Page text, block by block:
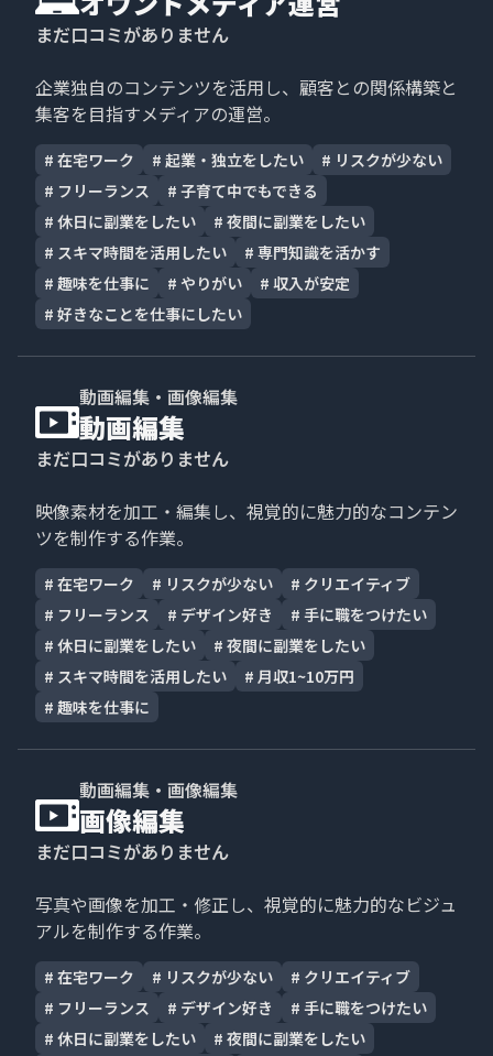
まだ口コミがありません
企業独自のコンテンツを活用し、顧客との関係構築と
集客を目指すメディアの運営。
# 在宅ワーク # 起業・独立をしたい # リスクが少ない
# フリーランス # 子育て中でもできる
# 休日に副業をしたい # 夜間に副業をしたい
# スキマ時間を活用したい # 専門知識を活かす
# 趣味を仕事に # やりがい # 収入が安定
# 好きなことを仕事にしたい
動画編集・画像編集
動画編集
まだ口コミがありません
映像素材を加工・編集し、視覚的に魅力的なコンテン
ツを制作する作業。
# 在宅ワーク # リスクが少ない # クリエイティブ
# フリーランス # デザイン好き # 手に職をつけたい
# 休日に副業をしたい # 夜間に副業をしたい
# スキマ時間を活用したい # 月収1~10万円
# 趣味を仕事に
動画編集・画像編集
画像編集
まだ口コミがありません
写真や画像を加工・修正し、視覚的に魅力的なビジュ
アルを制作する作業。
# 在宅ワーク # リスクが少ない # クリエイティブ
# フリーランス # デザイン好き # 手に職をつけたい
# 休日に副業をしたい # 夜間に副業をしたい